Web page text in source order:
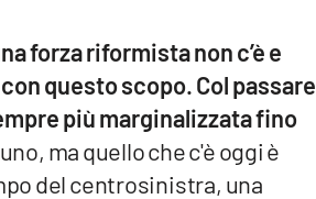
forza riformista non c’è e
questo scopo.Col passare
più marginalizzata fino
ma quello che c'è oggi è
del centrosinistra, una